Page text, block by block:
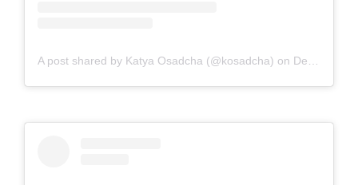
A post shared by Katya Osadcha (@kosadcha) on Dec 2, 2018 at 6:04am PST